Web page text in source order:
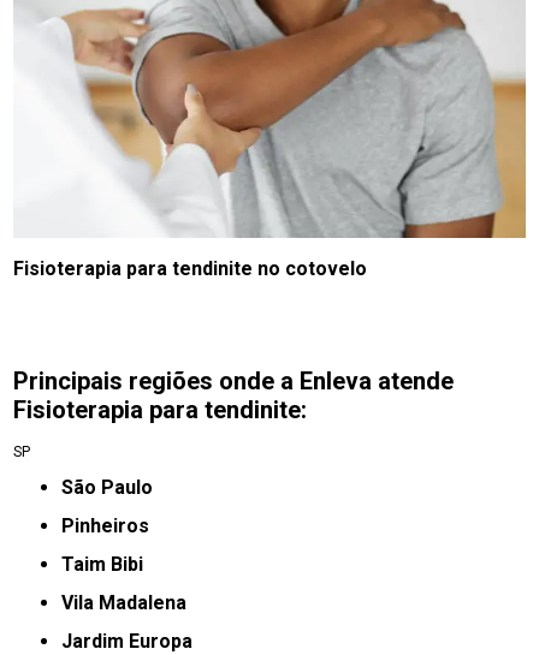
Fisioterapia para tendinite no cotovelo
Principais regiões onde a Enleva atende
Fisioterapia para tendinite:
SP
São Paulo
Pinheiros
taim Bibi
Vila Madalena
jardim Europa